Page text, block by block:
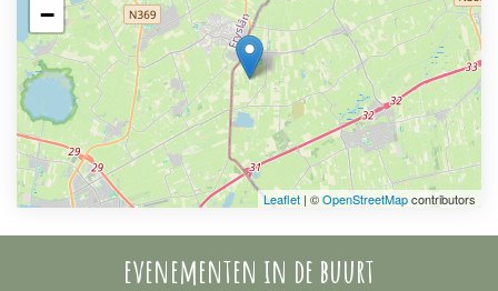
−
Leaflet | ©OpenStreetMapcontributors
evenementen in de buurt